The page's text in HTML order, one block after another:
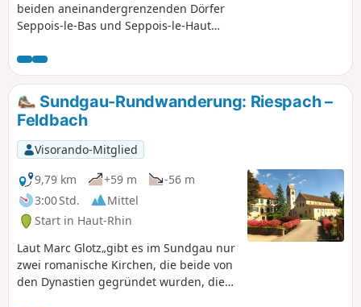
beiden aneinandergrenzenden Dörfer
Seppois-le-Bas und Seppois-le-Haut
durch Waldabschnitte, darunter den
Gobenwald.
Sundgau-Rundwanderung: Riespach –
Feldbach
Visorando-Mitglied
9,79 km
+59 m
-56 m
3:00 Std.
Mittel
Start in Haut-Rhin
Laut Marc Glotz„gibt es im Sundgau nur
zwei romanische Kirchen, die beide von
den Dynastien gegründet wurden, die